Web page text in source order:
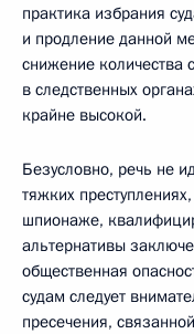
практика избрания
и продление данной
снижение количества
в следственных
крайне высокой.
Безусловно, речь не
тяжких
шпионаже,
альтернативы
общественная
судам следует
пресечения,